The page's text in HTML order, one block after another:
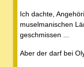
Ich dachte,
muselmanischen
geschmissen ...
Aber der darf bei